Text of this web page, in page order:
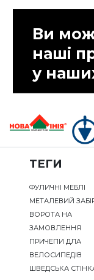
Ви
наші
у
ТЕГИ
ФУЛИЧНІ МЕБЛІ
МЕТАЛЕВИЙ
ВОРОТА НА
ЗАМОВЛЕННЯ
ПРИЧЕПИ ДЛА
ВЕЛОСИПЕДІВ
ШВЕДСЬКА